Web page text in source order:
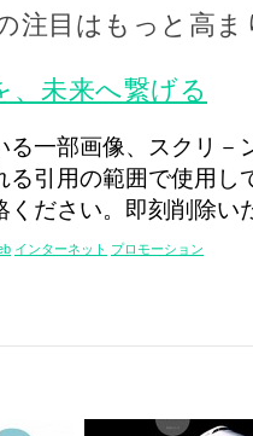
注目はもっと高
、未来へ繋げる
一部画像、スクリ－
る引用の範囲で使用し
ください。即刻削除い
インターネット プロモーション